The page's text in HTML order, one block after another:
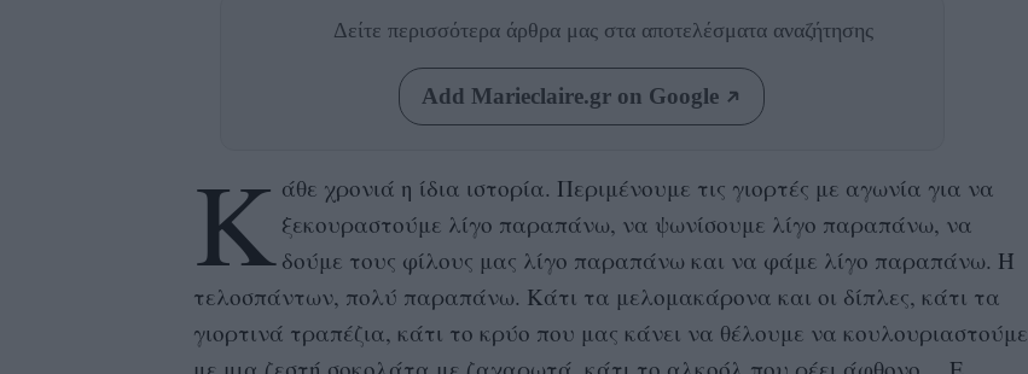
Δείτε περισσότερα άρθρα μας στα αποτελέσματα αναζήτησης
Add Marieclaire.gr on Google
Κ άθε χρονιά η ίδια ιστορία. Περιμένουμε τις γιορτές με αγωνία για να
ξεκουραστούμε λίγο παραπάνω, να ψωνίσουμε λίγο παραπάνω, να
δούμε τους φίλους μας λίγο παραπάνω και να φάμε λίγο παραπάνω. Ή
τελοσπάντων, πολύ παραπάνω. Κάτι τα μελομακάρονα και οι δίπλες, κάτι τα
γιορτινά τραπέζια, κάτι το κρύο που μας κάνει να θέλουμε να κουλουριαστούμε